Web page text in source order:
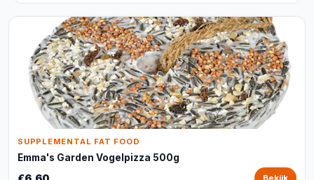
SUPPLEMENTAL FAT FOOD
Emma's Garden Vogelpizza 500g
Bekijk